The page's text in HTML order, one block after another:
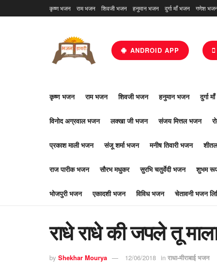
कृष्ण भजन राम भजन शिवजी भजन हनुमान भजन दुर्गा माँ भजन गणेश
ANDROID APP
कृष्ण भजन राम भजन शिवजी भजन हनुमान भजन दुर्गा
विनोद अग्रवाल भजन लक्खा जी भजन संजय मित्तल भजन
प्रकाश माली भजन संजू शर्मा भजन मनीष तिवारी भजन
राज पारीक भजन सौरभ मधुकर सुरभि चतुर्वेदी भजन शुभम
भोजपुरी भजन एकादशी भजन विविध भजन चेतावनी भजन
राधे राधे की जपले तू
by Shekhar Mourya 12/06/2018 in राधा-मीराबाई भजन